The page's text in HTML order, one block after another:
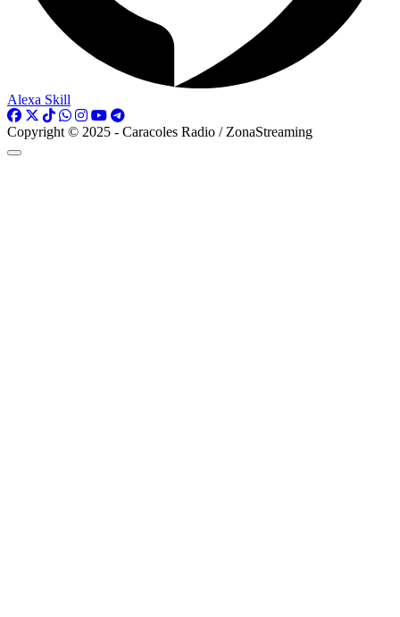
Alexa Skill
Copyright © 2025 - Caracoles Radio / ZonaStreaming